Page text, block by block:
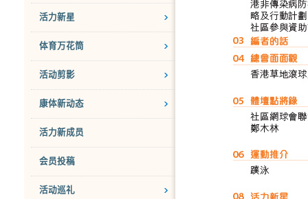
活力新星
体育万花筒
活动剪影
康体新动态
活力新成员
会员投稿
活动巡礼